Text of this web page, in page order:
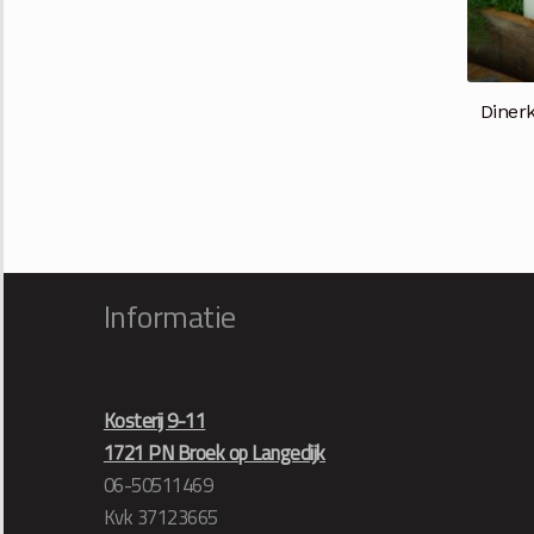
Informatie
Kosterij 9-11
1721 PN Broek op Langedijk
06-50511469
Kvk 37123665